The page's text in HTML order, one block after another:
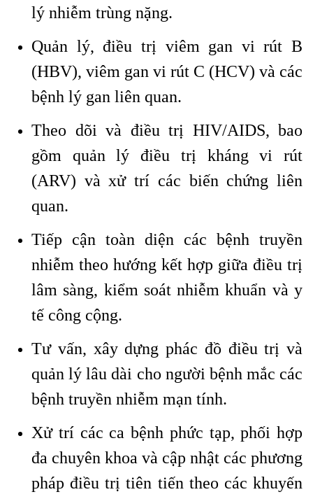
lý nhiễm trùng nặng.
Quản lý, điều trị viêm gan vi rút B
(HBV), viêm gan vi rút C (HCV) và các
bệnh lý gan liên quan.
Theo dõi và điều trị HIV/AIDS, bao
gồm quản lý điều trị kháng vi rút
(ARV) và xử trí các biến chứng liên
quan.
Tiếp cận toàn diện các bệnh truyền
nhiễm theo hướng kết hợp giữa điều trị
lâm sàng, kiểm soát nhiễm khuẩn và y
tế công cộng.
Tư vấn, xây dựng phác đồ điều trị và
quản lý lâu dài cho người bệnh mắc các
bệnh truyền nhiễm mạn tính.
Xử trí các ca bệnh phức tạp, phối hợp
đa chuyên khoa và cập nhật các phương
pháp điều trị tiên tiến theo các khuyến